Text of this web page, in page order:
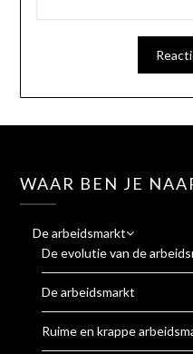
WAAR BEN JE
De arbeidsmarkt
De evolutie van de
De arbeidsmarkt
Ruime en krappe